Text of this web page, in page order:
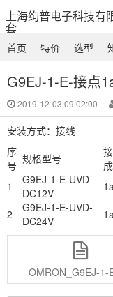
上海绚普电子科技
套
首页 特价 选型
G9EJ-1-E-接点
2019-12-03 09:02:00
安装方式：接线
序
号 规格型号
成
1
G9EJ-1-E-UVD-
DC12V
2
G9EJ-1-E-UVD-
DC24V
OMRON_G9EJ-1-